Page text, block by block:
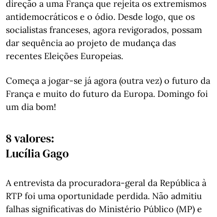
direção a uma França que rejeita os extremismos
antidemocráticos e o ódio. Desde logo, que os
socialistas franceses, agora revigorados, possam
dar sequência ao projeto de mudança das
recentes Eleições Europeias.
Começa a jogar-se já agora (outra vez) o futuro da
França e muito do futuro da Europa. Domingo foi
um dia bom!
8 valores:
Lucília Gago
A entrevista da procuradora-geral da República à
RTP foi uma oportunidade perdida. Não admitiu
falhas significativas do Ministério Público (MP) e